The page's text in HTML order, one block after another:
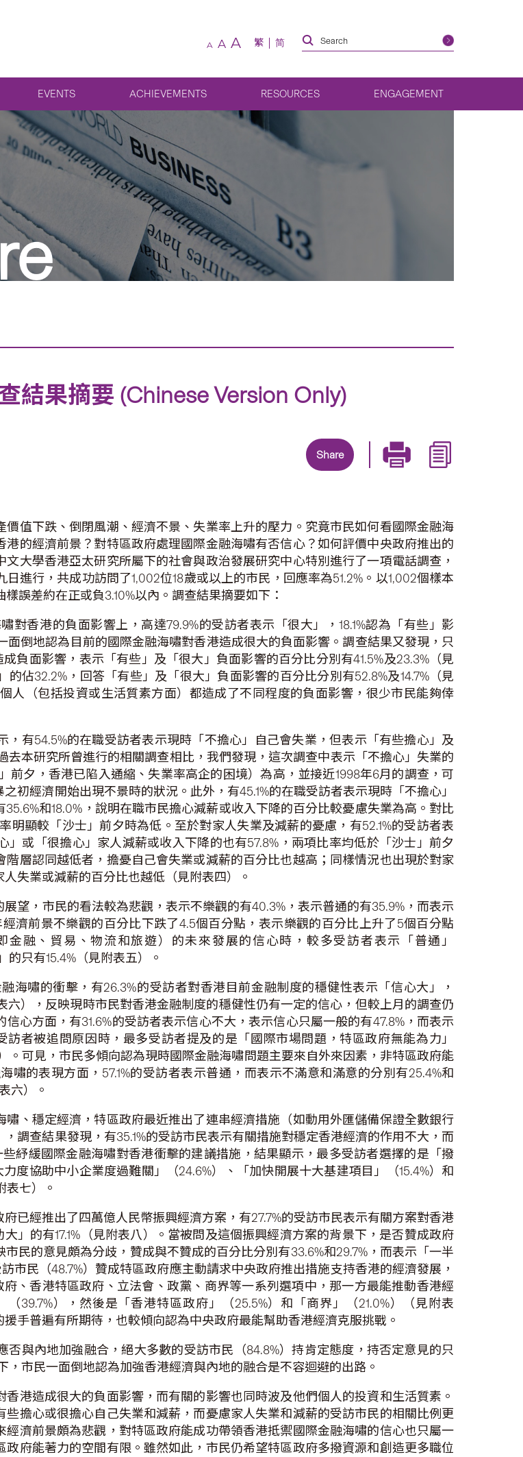
A A A 繁 简
EVENTS ACHIEVEMENTS RESOURCES ENGAGEMENT
結果摘要 (Chinese Version Only)
Share
值下跌、倒閉風潮、經濟不景、失業率上升的壓力。究竟市民如何看國際金融海
的經濟前景？對特區政府處理國際金融海嘯有否信心？如何評價中央政府推出的
大學香港亞太研究所屬下的社會與政治發展研究中心特別進行了一項電話調查，
進行，共成功訪問了1,002位18歲或以上的市民，回應率為51.2%。以1,002個樣本
誤差約在正或負3.10%以內。調查結果摘要如下：
對香港的負面影響上，高達79.9%的受訪者表示「很大」，18.1%認為「有些」影
倒地認為目前的國際金融海嘯對香港造成很大的負面影響。調查結果又發現，只
負面影響，表示「有些」及「很大」負面影響的百分比分別有41.5%及23.3%（見
佔32.2%，回答「有些」及「很大」負面影響的百分比分別有52.8%及14.7%（見
人（包括投資或生活質素方面）都造成了不同程度的負面影響，很少市民能夠倖
，有54.5%的在職受訪者表示現時「不擔心」自己會失業，但表示「有些擔心」及
去本研究所曾進行的相關調查相比，我們發現，這次調查中表示「不擔心」失業的
夕，香港已陷入通縮、失業率高企的困境）為高，並接近1998年6月的調查，可
初經濟開始出現不景時的狀況。此外，有45.1%的在職受訪者表示現時「不擔心」
和18.0%，說明在職市民擔心減薪或收入下降的百分比較憂慮失業為高。對比
顯較「沙士」前夕時為低。至於對家人失業及減薪的憂慮，有52.1%的受訪者表
或「很擔心」家人減薪或收入下降的也有57.8%，兩項比率均低於「沙士」前夕
層認同越低者，擔憂自己會失業或減薪的百分比也越高；同樣情況也出現於對家
失業或減薪的百分比也越低（見附表四）。
望，市民的看法較為悲觀，表示不樂觀的有40.3%，表示普通的有35.9%，而表示
濟前景不樂觀的百分比下跌了4.5個百分點，表示樂觀的百分比上升了5個百分點
融、貿易、物流和旅遊）的未來發展的信心時，較多受訪者表示「普通」
的只有15.4%（見附表五）。
海嘯的衝擊，有26.3%的受訪者對香港目前金融制度的穩健性表示「信心大」，
六），反映現時市民對香港金融制度的穩健性仍有一定的信心，但較上月的調查仍
心方面，有31.6%的受訪者表示信心不大，表示信心只屬一般的有47.8%，而表示
者被追問原因時，最多受訪者提及的是「國際市場問題，特區政府無能為力」
。可見，市民多傾向認為現時國際金融海嘯問題主要來自外來因素，非特區政府能
的表現方面，57.1%的受訪者表示普通，而表示不滿意和滿意的分別有25.4%和
六）。
嘯、穩定經濟，特區政府最近推出了連串經濟措施（如動用外匯儲備保證全數銀行
調查結果發現，有35.1%的受訪市民表示有關措施對穩定香港經濟的作用不大，而
紓緩國際金融海嘯對香港衝擊的建議措施，結果顯示，最多受訪者選擇的是「撥
度協助中小企業度過難關」（24.6%）、「加快開展十大基建項目」（15.4%）和
表七）。
府已經推出了四萬億人民幣振興經濟方案，有27.7%的受訪市民表示有關方案對香港
」的有17.1%（見附表八）。當被問及這個振興經濟方案的背景下，是否贊成政府
民的意見頗為分歧，贊成與不贊成的百分比分別有33.6%和29.7%，而表示「一半
市民（48.7%）贊成特區政府應主動請求中央政府推出措施支持香港的經濟發展，
、香港特區政府、立法會、政黨、商界等一系列選項中，那一方最能推動香港經
39.7%），然後是「香港特區政府」（25.5%）和「商界」（21.0%）（見附表
手普遍有所期待，也較傾向認為中央政府最能幫助香港經濟克服挑戰。
否與內地加強融合，絕大多數的受訪市民（84.8%）持肯定態度，持否定意見的只
市民一面倒地認為加強香港經濟與內地的融合是不容迴避的出路。
港造成很大的負面影響，而有關的影響也同時波及他們個人的投資和生活質素。
擔心或很擔心自己失業和減薪，而憂慮家人失業和減薪的受訪市民的相關比例更
濟前景頗為悲觀，對特區政府能成功帶領香港抵禦國際金融海嘯的信心也只屬一
府能著力的空間有限。雖然如此，市民仍希望特區政府多撥資源和創造更多職位